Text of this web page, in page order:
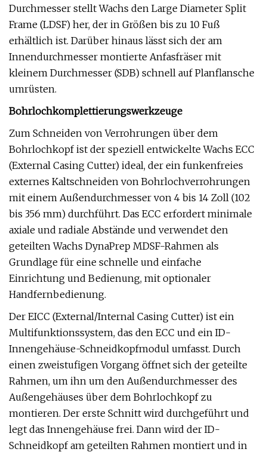
Durchmesser stellt Wachs den Large Diameter Split
Frame (LDSF) her, der in Größen bis zu 10 Fuß
erhältlich ist. Darüber hinaus lässt sich der am
Innendurchmesser montierte Anfasfräser mit
kleinem Durchmesser (SDB) schnell auf Planflansche
umrüsten.
Bohrlochkomplettierungswerkzeuge
Zum Schneiden von Verrohrungen über dem
Bohrlochkopf ist der speziell entwickelte Wachs ECC
(External Casing Cutter) ideal, der ein funkenfreies
externes Kaltschneiden von Bohrlochverrohrungen
mit einem Außendurchmesser von 4 bis 14 Zoll (102
bis 356 mm) durchführt. Das ECC erfordert minimale
axiale und radiale Abstände und verwendet den
geteilten Wachs DynaPrep MDSF-Rahmen als
Grundlage für eine schnelle und einfache
Einrichtung und Bedienung, mit optionaler
Handfernbedienung.
Der EICC (External/Internal Casing Cutter) ist ein
Multifunktionssystem, das den ECC und ein ID-
Innengehäuse-Schneidkopfmodul umfasst. Durch
einen zweistufigen Vorgang öffnet sich der geteilte
Rahmen, um ihn um den Außendurchmesser des
Außengehäuses über dem Bohrlochkopf zu
montieren. Der erste Schnitt wird durchgeführt und
legt das Innengehäuse frei. Dann wird der ID-
Schneidkopf am geteilten Rahmen montiert und in